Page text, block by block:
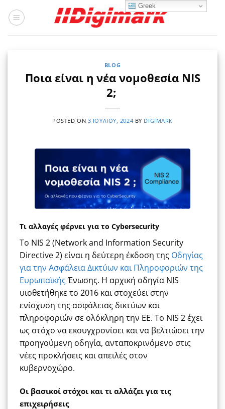
στο
BLOG
Ποια είναι η νέα νομοθεσία NIS
2;
POSTED ON 3 ΙΟΥΛΊΟΥ, 2024 BY DIGIMARK
Τι αλλαγές φέρνει για το Cybersecurity
Το NIS 2 (Network and Information Security
Directive 2) είναι η δεύτερη έκδοση της Οδηγίας
για την Ασφάλεια Δικτύων και Πληροφοριών της
ΕυρωπαϊκήςΈνωσης. Η αρχική οδηγία NIS
υιοθετήθηκε το 2016 και στοχεύει στην
ενίσχυση της ασφάλειας δικτύων και
πληροφοριών σε ολόκληρη την ΕΕ. Το NIS 2 έχει
ως στόχο να εκσυγχρονίσει και να βελτιώσει την
προηγούμενη οδηγία, ανταποκρινόμενο στις
νέες προκλήσεις και απειλές στον
κυβερνοχώρο.
Οι βασικοί στόχοι και τι αλλάζει για τις
επιχειρήσεις
Greek